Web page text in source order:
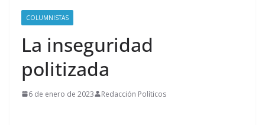
COLUMNISTAS
La inseguridad
politizada
6 de enero de 2023 Redacción Políticos